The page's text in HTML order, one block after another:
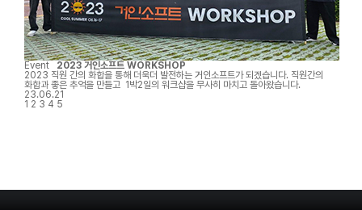
Event
2023 거인소프트 WORKSHOP
2023 직원 간의 화합을 통해 더욱더 발전하는 거인소프트가 되겠습니다. 직원간의
화합과 좋은 추억을 만들고 1박2일의 워크샵을 무사히 마치고 돌아왔습니다.
23.06.21
1 2 3 4 5